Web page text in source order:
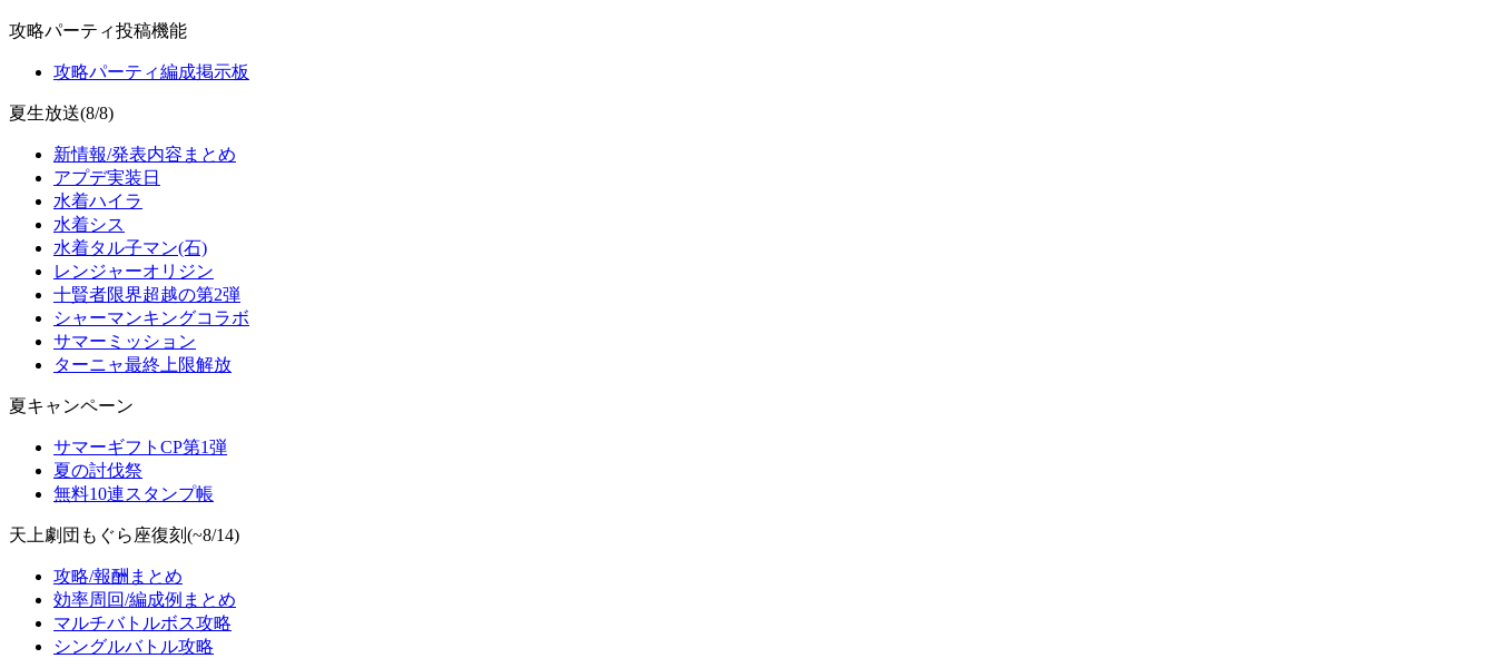
攻略パーティ投稿機能
攻略パーティ編成掲示板
夏生放送(8/8)
新情報/発表内容まとめ
アプデ実装日
水着ハイラ
水着シス
水着タル子マン(石)
レンジャーオリジン
十賢者限界超越の第2弾
シャーマンキングコラボ
サマーミッション
ターニャ最終上限解放
夏キャンペーン
サマーギフトCP第1弾
夏の討伐祭
無料10連スタンプ帳
天上劇団もぐら座復刻(~8/14)
攻略/報酬まとめ
効率周回/編成例まとめ
マルチバトルボス攻略
シングルバトル攻略